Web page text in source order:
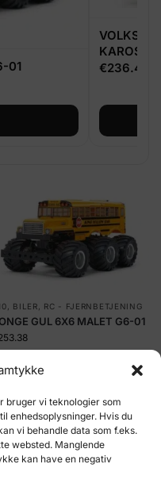
bruger vi teknologier som
enhedsoplysninger. Hvis du
vi behandle data som f.eks.
websted. Manglende
kan have en negativ
01
€236.46
BILER RC - FJERNBETJENING
GUL 6X6 MALET G6-01
Tilføj til kurv
Kjøp og tjen 30
HobbyCoins!